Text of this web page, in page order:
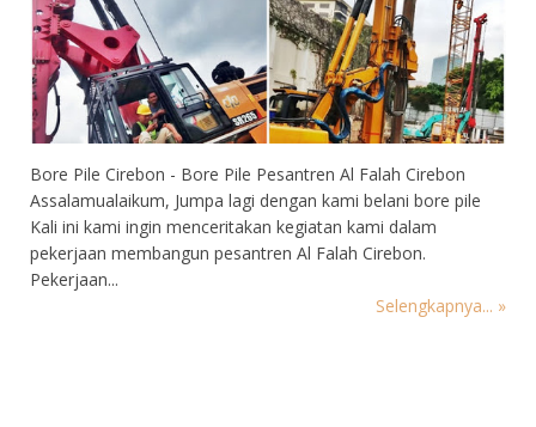
Bore Pile Cirebon - Bore Pile Pesantren Al Falah Cirebon
Assalamualaikum, Jumpa lagi dengan kami belani bore pile
Kali ini kami ingin menceritakan kegiatan kami dalam
pekerjaan membangun pesantren Al Falah Cirebon.
Pekerjaan...
Selengkapnya... »